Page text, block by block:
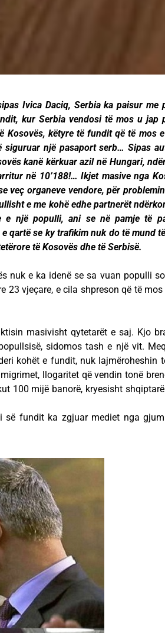
Ivica Daciq, Serbia ka paisur me
kur Serbia vendosi të mos u jap
Kosovës, këtyre të fundit që të mos
një pasaport serb… Sipas
kanë kërkuar azil në Hungari,
në 10’188!… Ikjet masive nga
veç organeve vendore, për
e me kohë edhe partnerët
e një populli, ani se në pamje të
qartë se ky trafikim nuk do të mund
të Kosovës dhe të Serbisë.
nuk e ka idenë se sa vuan populli
23 vjeçare, e cila shpreson që të
masivisht qytetarët e saj. Kjo
sidomos tash e një vit.
kohët e fundit, nuk lajmëroheshin
llogaritet që vendin tonë
100 mijë banorë, kryesisht
së fundit ka zgjuar mediet nga